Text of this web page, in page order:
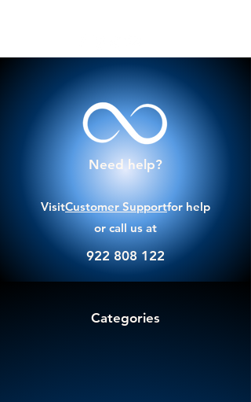
Need help?
VisitCustomer Supportfor help
or call us at
922 808 122
Categories